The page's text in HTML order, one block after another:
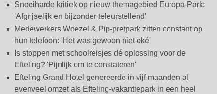
Snoeiharde kritiek op nieuw themagebied Europa-Park:
'Afgrijselijk en bijzonder teleurstellend'
Medewerkers Woezel & Pip-pretpark zitten constant op
hun telefoon: 'Het was gewoon niet oké'
Is stoppen met schoolreisjes dé oplossing voor de
Efteling? 'Pijnlijk om te constateren'
Efteling Grand Hotel genereerde in vijf maanden al
evenveel omzet als Efteling-vakantiepark in een heel